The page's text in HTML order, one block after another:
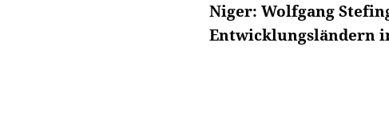
Niger: Wolfgang
Entwicklungsländern